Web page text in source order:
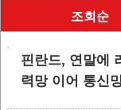
조회순
핀란드, 연말에
력망 이어 통신